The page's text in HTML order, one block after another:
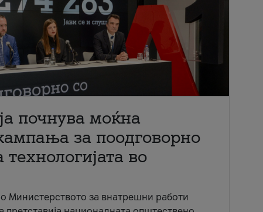
почнува моќна
за поодговорно
во
Министерството за внатрешни работи